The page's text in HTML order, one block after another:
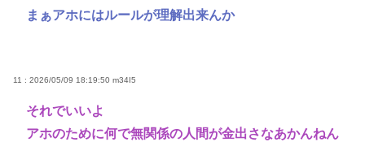
まぁアホにはルールが理解出来んか
11 : 2026/05/09 18:19:50 m34I5
それでいいよ
アホのために何で無関係の人間が金出さなあかんねん